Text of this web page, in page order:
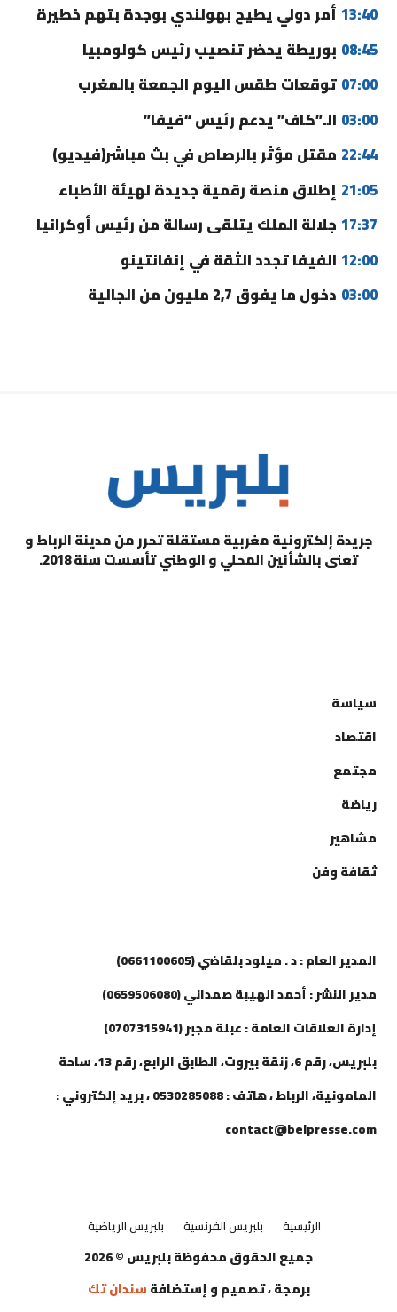
13:40 أمر دولي يطيح بهولندي بوجدة بتهم خطيرة
08:45 بوريطة يحضر تنصيب رئيس كولومبيا
07:00 توقعات طقس اليوم الجمعة بالمغرب
03:00 الـ”كاف” يدعم رئيس “فيفا”
22:44 مقتل مؤثر بالرصاص في بث مباشر(فيديو)
21:05 إطلاق منصة رقمية جديدة لهيئة الأطباء
17:37 جلالة الملك يتلقى رسالة من رئيس أوكرانيا
12:00 الفيفا تجدد الثقة في إنفانتينو
03:00 دخول ما يفوق 2,7 مليون من الجالية
جريدة إلكترونية مغربية مستقلة تحرر من مدينة الرباط و
تعنى بالشأنين المحلي و الوطني تأسست سنة 2018.
سياسة
اقتصاد
مجتمع
رياضة
مشاهير
ثقافة وفن
المدير العام : د . ميلود بلقاضي (0661100605)
مدير النشر : أحمد الهيبة صمداني (0659506080)
إدارة العلاقات العامة : عبلة مجبر (0707315941)
بلبريس، رقم 6، زنقة بيروت، الطابق الرابع، رقم 13، ساحة
المامونية، الرباط ، هاتف : 0530285088 ، بريد إلكتروني :
contact@belpresse.com
الرئيسية بلبريس الفرنسية بلبريس الرياضية
جميع الحقوق محفوظة بلبريس © 2026
برمجة ، تصميم و إستضافةسندان تك